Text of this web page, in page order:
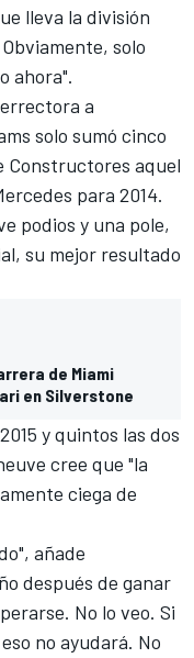
lleva la división
solo
ahora".
a
solo sumó cinco
Constructores aquel
para 2014.
podios y una pole,
su mejor resultado
de Miami
en Silverstone
y quintos las dos
cree que "la
ciega de
añade
después de ganar
No lo veo. Si
no ayudará. No